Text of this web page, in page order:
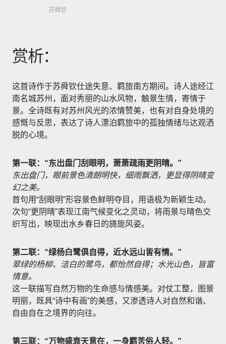
苏舜钦
赏析：
这首诗作于苏舜钦仕途失意、羁旅南方期间。诗人途经江
南名城苏州，面对秀丽的山水风物，触景生情，寄情于
景。全诗既有对苏州风光的浓情赞美，也有对自身处境的
感慨与反思，表达了诗人漂泊羁旅中的孤独情绪与达观洒
脱的心境。
第一联：“东出盘门刮眼明，萧萧疏雨更阴晴。”
东出盘门，眼前景色清朗明快，细雨飘洒，更显得阴晴变
幻之美。
首句用“刮眼明”形容景色鲜明夺目，用语极为新颖生动。
次句“更阴晴”表现江南气候变化之灵动，将雨景与晴色交
织写出，映现出水乡春日的旖旎风姿。
第二联：“绿杨白鹭俱自得，近水远山皆有情。”
翠绿的杨柳、洁白的鹭鸟，都怡然自得；水光山色，皆富
情意。
这一联描写自然万物的生命感与情感美。对仗工整，图景
明丽，既具“诗中有画”的美感，又渗透诗人对自然和谐、
自由自在之境界的向往。
第三联：“万物盛衰天意在，一身羁苦俗人轻。”